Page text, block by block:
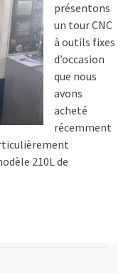
présentons
un tour CNC
à outils fixes
d’occasion
que nous
avons
acheté
récemment
210L de